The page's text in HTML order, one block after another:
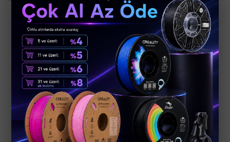
Son Eklenen Ürünler